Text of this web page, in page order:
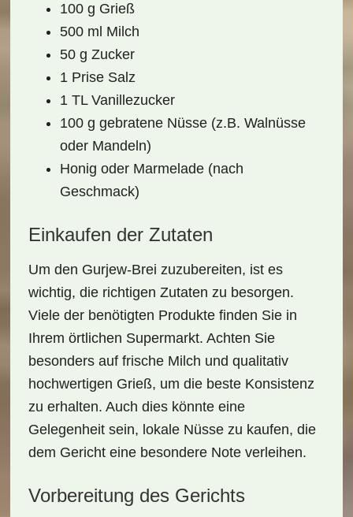
100 g Grieß
500 ml Milch
50 g Zucker
1 Prise Salz
1 TL Vanillezucker
100 g gebratene Nüsse (z.B. Walnüsse
oder Mandeln)
Honig oder Marmelade (nach
Geschmack)
Einkaufen der Zutaten
Um den Gurjew-Brei zuzubereiten, ist es
wichtig, die richtigen Zutaten zu besorgen.
Viele der benötigten Produkte finden Sie in
Ihrem örtlichen Supermarkt. Achten Sie
besonders auf frische Milch und qualitativ
hochwertigen Grieß, um die beste Konsistenz
zu erhalten. Auch dies könnte eine
Gelegenheit sein, lokale Nüsse zu kaufen, die
dem Gericht eine besondere Note verleihen.
Vorbereitung des Gerichts